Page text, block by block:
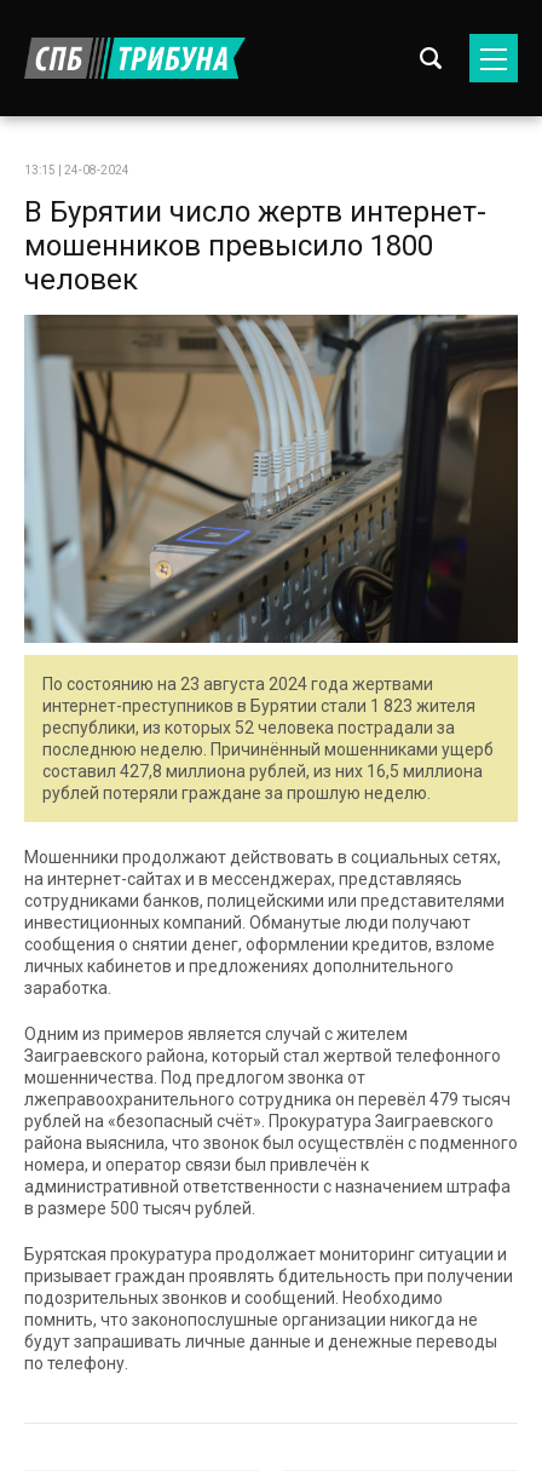
13:15 | 24-08-2024
В Бурятии число жертв интернет-
мошенников превысило 1800
человек
По состоянию на 23 августа 2024 года жертвами
интернет-преступников в Бурятии стали 1 823 жителя
республики, из которых 52 человека пострадали за
последнюю неделю. Причинённый мошенниками ущерб
составил 427,8 миллиона рублей, из них 16,5 миллиона
рублей потеряли граждане за прошлую неделю.
Мошенники продолжают действовать в социальных сетях,
на интернет-сайтах и в мессенджерах, представляясь
сотрудниками банков, полицейскими или представителями
инвестиционных компаний. Обманутые люди получают
сообщения о снятии денег, оформлении кредитов, взломе
личных кабинетов и предложениях дополнительного
заработка.
Одним из примеров является случай с жителем
Заиграевского района, который стал жертвой телефонного
мошенничества. Под предлогом звонка от
лжеправоохранительного сотрудника он перевёл 479 тысяч
рублей на «безопасный счёт». Прокуратура Заиграевского
района выяснила, что звонок был осуществлён с подменного
номера, и оператор связи был привлечён к
административной ответственности с назначением штрафа
в размере 500 тысяч рублей.
Бурятская прокуратура продолжает мониторинг ситуации и
призывает граждан проявлять бдительность при получении
подозрительных звонков и сообщений. Необходимо
помнить, что законопослушные организации никогда не
будут запрашивать личные данные и денежные переводы
по телефону.